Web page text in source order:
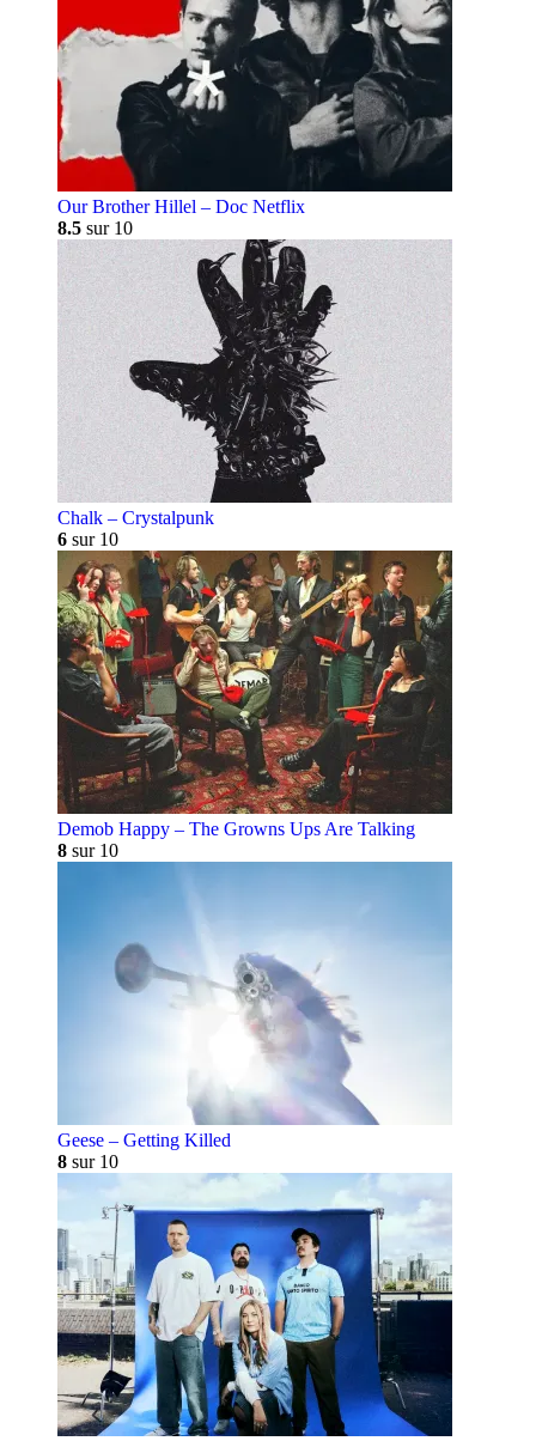
Our Brother Hillel – Doc Netflix
8.5 sur 10
Chalk – Crystalpunk
6 sur 10
Demob Happy – The Growns Ups Are Talking
8 sur 10
Geese – Getting Killed
8 sur 10